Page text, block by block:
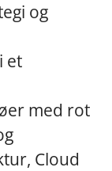
og
et
med rot
Cloud